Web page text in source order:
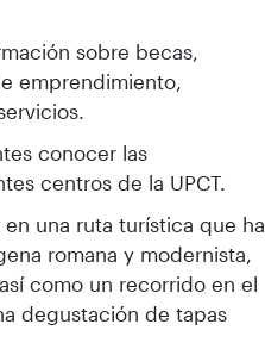
sobre becas,
emprendimiento,
conocer las
centros de la UPCT.
una ruta turística que ha
romana y modernista,
como un recorrido en el
degustación de tapas